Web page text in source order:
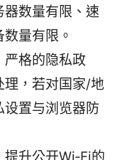
数量有限、速
量有限。
严格的隐私政
理，若对国家/地
设置与浏览器防